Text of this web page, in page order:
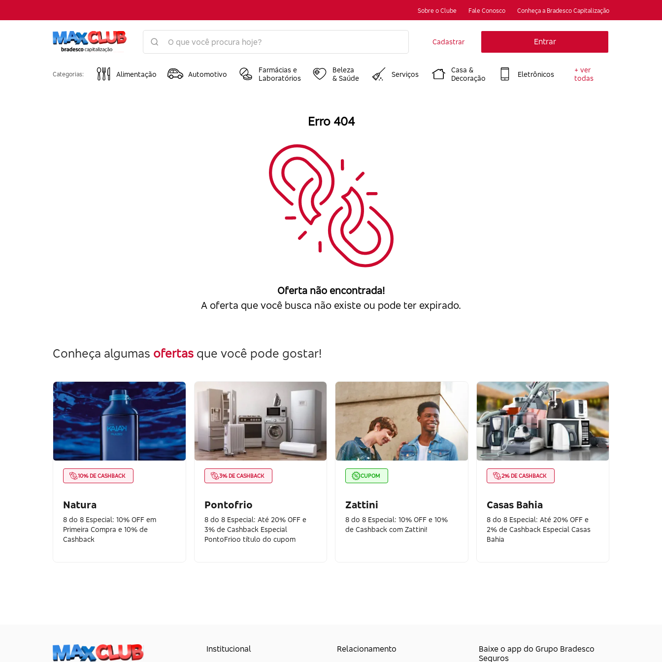
Sobre o Clube Fale Conosco Conheça a Bradesco Capitalização
Cadastrar Entrar
Categorias: Alimentação Automotivo
Farmácias e
Laboratórios
Beleza
& Saúde
Serviços
Casa &
Decoração
Eletrônicos
+ ver
todas
Erro 404
Oferta não encontrada!
A oferta que você busca não existe ou pode ter expirado.
Conheça algumas ofertas que você pode gostar!
10% DE CASHBACK
Natura
8 do 8 Especial: 10% OFF em
Primeira Compra e 10% de
Cashback
3% DE CASHBACK
Pontofrio
8 do 8 Especial: Até 20% OFF e
3% de Cashback Especial
PontoFrioo título do cupom
CUPOM
Zattini
8 do 8 Especial: 10% OFF e 10%
de Cashback com Zattini!
2% DE CASHBACK
Casas Bahia
8 do 8 Especial: Até 20% OFF e
2% de Cashback Especial Casas
Bahia
Institucional Relacionamento
Baixe o app do Grupo Bradesco
Seguros